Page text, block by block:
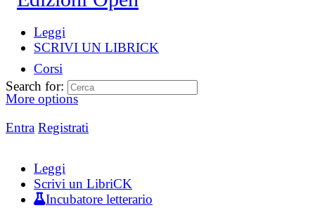
Leggi
SCRIVI UN LIBRICK
Corsi
More options
Entra Registrati
Search for:
Leggi
Scrivi un LibriCK
Incubatore letterario